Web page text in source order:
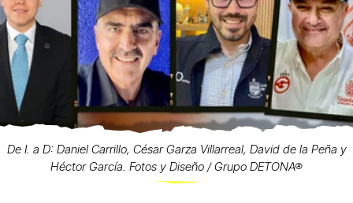
De I. a D: Daniel Carrillo, César Garza Villarreal, David de la Peña y
Héctor García. Fotos y Diseño / Grupo DETONA®